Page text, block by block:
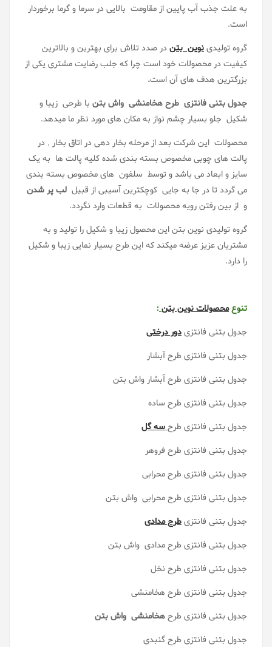
به علت جذب آب پایین از مقاومت بالایی در سرما و گرما برخوردار
است.
گروه تولیدینوین بتن در صدد تلاش برای بهترین و بالاترین
کیفیت در محصولات خود است چرا که جلب رضایت مشتری یکی از
بزرگترین هدف های آن است.
جدول بتنی فانتزی طرح هخامنشی واش بتن با طرحی زیبا و
شکیل جلو بسیار چشم نواز به مکان های مورد نظر ما میدهد.
محصولات این شرکت بعد از مرحله بخار دهی در اتاق بخار , در
پالت های چوبی مخصوص بسته بندی شده کلیه پالت ها به یک
سایز و ابعاد می باشد و توسط سلفون های مخصوص بسته بندی
می گردد تا در جا به جایی کوچکترین آسیبی از قبیل لب پر شدن
و از بین رفتن رویه محصولات به قطعات وارد نگردد.
گروه تولیدی نوین بتن این محصول زیبا و شکیل را تولید و به
مشتریان عزیز عرضه میکند که این طرح بسیار نمایی زیبا و شکیل
را دارد.
تنوعمحصولاتنوین بتن :
جدول بتنی فانتزیدور درختی
جدول بتنی فانتزی طرح آبشار
جدول بتنی فانتزی طرح آبشار واش بتن
جدول بتنی فانتزی طرح ساده
جدول بتنی فانتزی طرحسه گل
جدول بتنی فانتزی طرح فروهر
جدول بتنی فانتزی طرح محرابی
جدول بتنی فانتزی طرح محرابی واش بتن
جدول بتنی فانتزیطرح مدادی
جدول بتنی فانتزی طرح مدادی واش بتن
جدول بتنی فانتزی طرح نخل
جدول بتنی فانتزی طرح هخامنشی
جدول بتنی فانتزی طرحهخامنشی واش بتن
جدول بتنی فانتزی طرح گنبدی